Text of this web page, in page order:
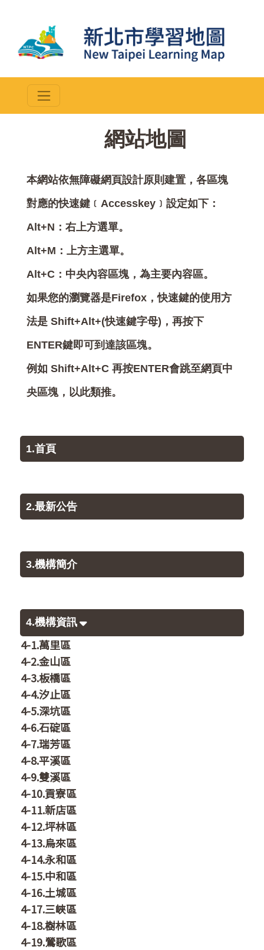
網站地圖
本網站依無障礙網頁設計原則建置，各區塊
對應的快速鍵﹝Accesskey﹞設定如下：
Alt+N：右上方選單。
Alt+M：上方主選單。
Alt+C：中央內容區塊，為主要內容區。
如果您的瀏覽器是Firefox，快速鍵的使用方
法是 Shift+Alt+(快速鍵字母)，再按下
ENTER鍵即可到達該區塊。
例如 Shift+Alt+C 再按ENTER會跳至網頁中
央區塊，以此類推。
1.首頁
2.最新公告
3.機構簡介
4.機構資訊
4-1.萬里區
4-2.金山區
4-3.板橋區
4-4.汐止區
4-5.深坑區
4-6.石碇區
4-7.瑞芳區
4-8.平溪區
4-9.雙溪區
4-10.貢寮區
4-11.新店區
4-12.坪林區
4-13.烏來區
4-14.永和區
4-15.中和區
4-16.土城區
4-17.三峽區
4-18.樹林區
4-19.鶯歌區